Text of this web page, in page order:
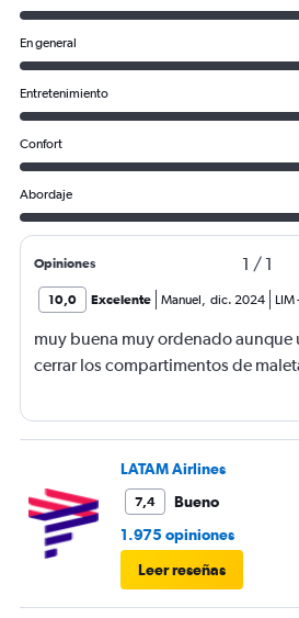
En general
Entretenimiento
Confort
Abordaje
Opiniones 1 / 1
10,0 Excelente Manuel, dic. 2024 LIM
muy buena muy ordenado
cerrar los compartimentos de
LATAM Airlines
7,4
Bueno
1.975 opiniones
Leer reseñas